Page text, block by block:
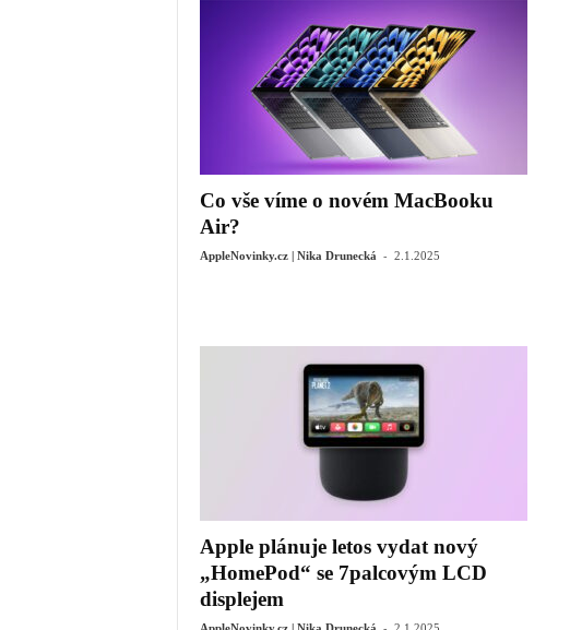
Co vše víme o novém MacBooku
Air?
AppleNovinky.cz | Nika Drunecká - 2.1.2025
Apple plánuje letos vydat nový
„HomePod“ se 7palcovým LCD
displejem